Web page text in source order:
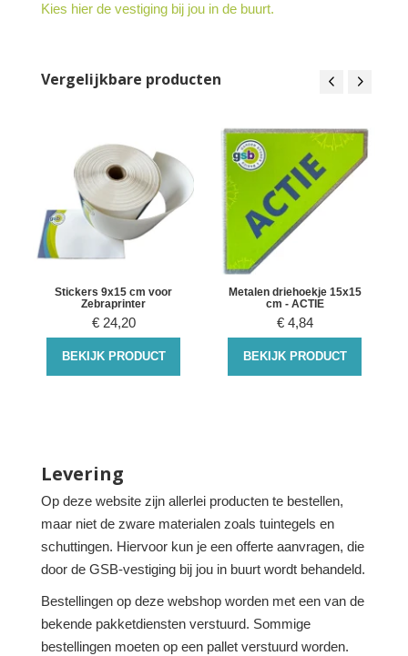
Kies hier de vestiging bij jou in de buurt.
Vergelijkbare producten
Stickers 9x15 cm voor
Zebraprinter
€ 24,20
BEKIJK PRODUCT
Metalen driehoekje 15x15
cm - ACTIE
€ 4,84
BEKIJK PRODUCT
Levering
Op deze website zijn allerlei producten te bestellen,
maar niet de zware materialen zoals tuintegels en
schuttingen. Hiervoor kun je een offerte aanvragen, die
door de GSB-vestiging bij jou in buurt wordt behandeld.
Bestellingen op deze webshop worden met een van de
bekende pakketdiensten verstuurd. Sommige
bestellingen moeten op een pallet verstuurd worden.